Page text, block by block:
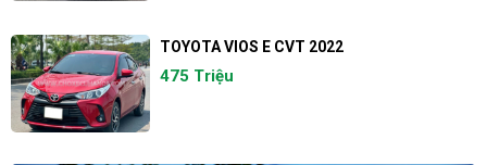
TOYOTA VIOS E CVT 2022
475 Triệu